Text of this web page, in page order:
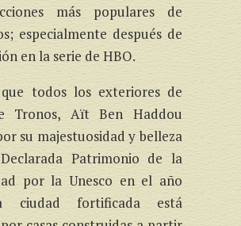
más populares de
especialmente después de
en la serie de HBO.
todos los exteriores de
Tronos, Aït Ben Haddou
su majestuosidad y belleza
Patrimonio de la
por la Unesco en el año
ciudad fortificada está